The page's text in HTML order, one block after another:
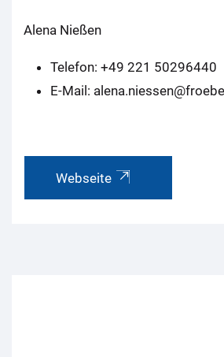
Alena Nießen
Telefon: +49 221 50296440
E-Mail:
Webseite